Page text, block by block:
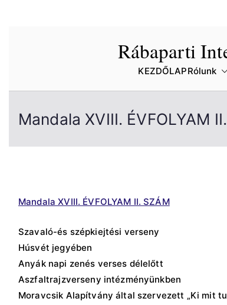
Rábaparti
KEZDŐLAPRólunk
Mandala XVIII. ÉVFOLYAM
Mandala XVIII. ÉVFOLYAM II. SZÁM
Szavaló-és szépkiejtési verseny
Húsvét jegyében
Anyák napi zenés verses délelőtt
Aszfaltrajzverseny intézményünkben
Moravcsik Alapítvány által szervezett „Ki mit